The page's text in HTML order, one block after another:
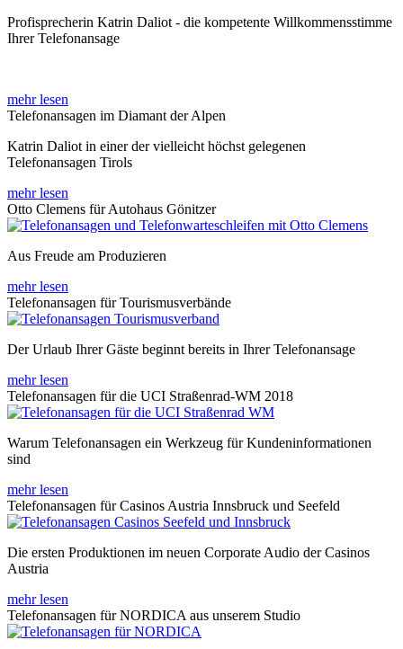
Profisprecherin Katrin Daliot - die kompetente Willkommensstimme
Ihrer Telefonansage
mehr lesen
Telefonansagen im Diamant der Alpen
Katrin Daliot in einer der vielleicht höchst gelegenen
Telefonansagen Tirols
mehr lesen
Otto Clemens für Autohaus Gönitzer
Aus Freude am Produzieren
mehr lesen
Telefonansagen für Tourismusverbände
Der Urlaub Ihrer Gäste beginnt bereits in Ihrer Telefonansage
mehr lesen
Telefonansagen für die UCI Straßenrad-WM 2018
Warum Telefonansagen ein Werkzeug für Kundeninformationen
sind
mehr lesen
Telefonansagen für Casinos Austria Innsbruck und Seefeld
Die ersten Produktionen im neuen Corporate Audio der Casinos
Austria
mehr lesen
Telefonansagen für NORDICA aus unserem Studio